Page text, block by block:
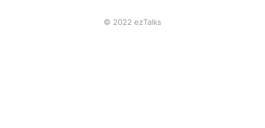
© 2022 ezTalks